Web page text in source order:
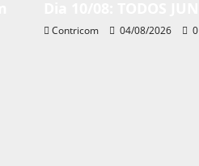
Contricom 04/08/2026 0